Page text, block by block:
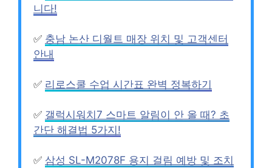
니다!
✅ 충남 논산 디월트 매장 위치 및 고객센터
안내
✅ 리로스쿨 수업 시간표 완벽 정복하기
✅ 갤럭시워치7 스마트 알림이 안 올 때? 초
간단 해결법 5가지!
✅ 삼성 SL-M2078F 용지 걸림 예방 및 조치